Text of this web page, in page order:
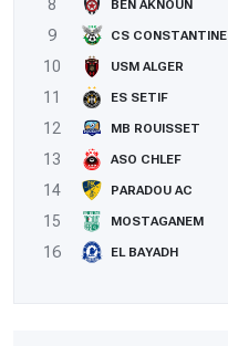
8
BEN AKNOUN
9
CS CONSTANTINE
10
USM ALGER
11
ES SETIF
12
MB ROUISSET
13
ASO CHLEF
14
PARADOU AC
15
MOSTAGANEM
16
EL BAYADH